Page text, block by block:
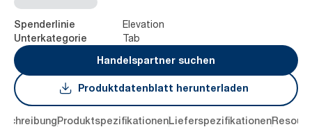
Spenderlinie Elevation
Unterkategorie
Tab
Handelspartner suchen
Produktdatenblatt herunterladen
ProduktspezifikationenLieferspezifikationen